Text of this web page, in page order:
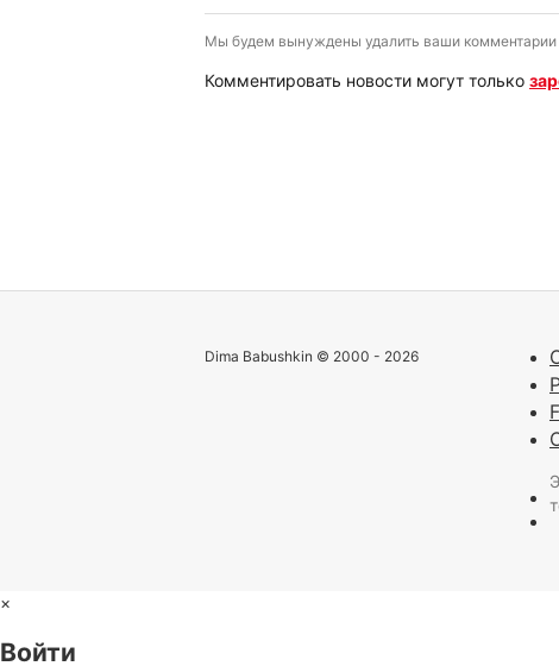
Мы будем вынуждены удалить ваши комментарии
Комментировать новости могут только
Dima Babushkin © 2000 - 2026
×
Войти